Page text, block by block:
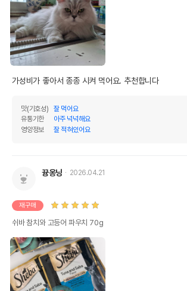
가성비가 좋아서 종종 시켜 먹어요. 추천합니다
맛(기호성)
잘 먹어요
유통기한
아주 넉넉해요
영양정보
잘 적혀있어요
뀽옹닝 2026.04.21
재구매
쉬바 참치와 고등어 파우치 70g